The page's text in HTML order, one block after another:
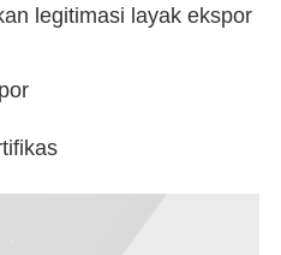
legitimasi layak ekspor